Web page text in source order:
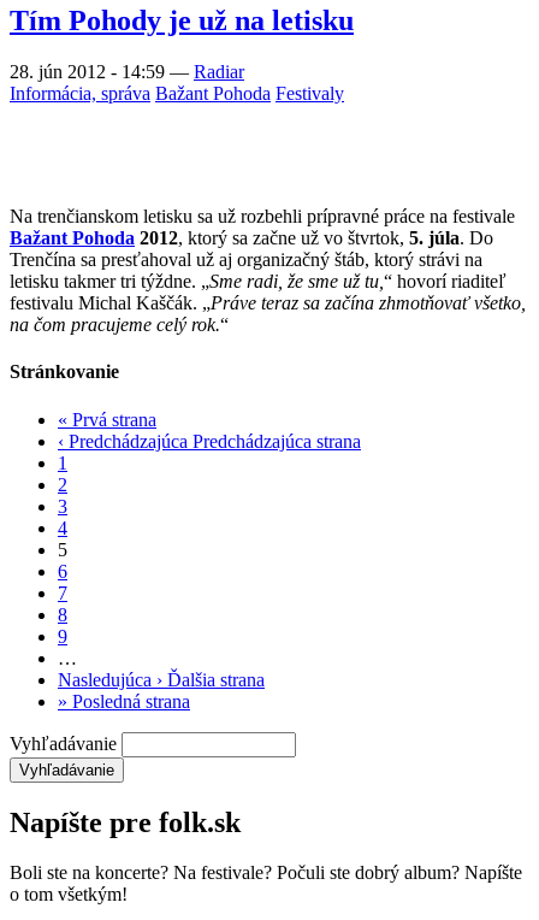
Tím Pohody je už na letisku
28. jún 2012 - 14:59 — Radiar
Informácia, správa Bažant Pohoda Festivaly
Na trenčianskom letisku sa už rozbehli prípravné práce na festivale
Bažant Pohoda 2012, ktorý sa začne už vo štvrtok, 5. júla. Do
Trenčína sa presťahoval už aj organizačný štáb, ktorý strávi na
letisku takmer tri týždne. „Sme radi, že sme už tu, “ hovorí riaditeľ
festivalu Michal Kaščák. „Práve teraz sa začína zhmotňovať všetko,
na čom pracujeme celý rok.“
Stránkovanie
« Prvá strana
‹ Predchádzajúca Predchádzajúca strana
1
2
3
4
5
6
7
8
9
…
Nasledujúca › Ďalšia strana
» Posledná strana
Vyhľadávanie
Napíšte pre folk.sk
Boli ste na koncerte? Na festivale? Počuli ste dobrý album? Napíšte
o tom všetkým!